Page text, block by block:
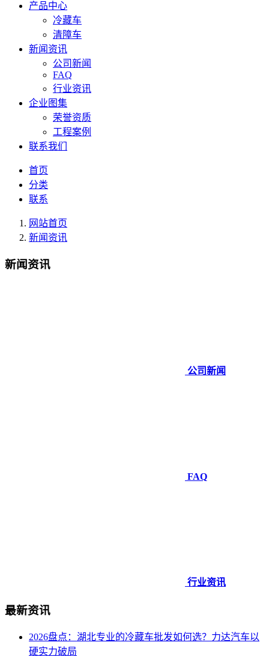
产品中心
冷藏车
清障车
新闻资讯
公司新闻
FAQ
行业资讯
企业图集
荣誉资质
工程案例
联系我们
首页
分类
联系
网站首页
新闻资讯
新闻资讯
公司新闻
FAQ
行业资讯
最新资讯
2026盘点：湖北专业的冷藏车批发如何选？力达汽车以
硬实力破局